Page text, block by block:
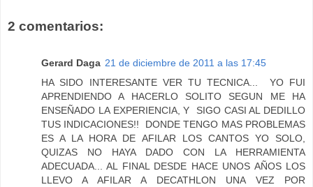
2 comentarios:
Gerard Daga 21 de diciembre de 2011 a las 17:45
HA SIDO INTERESANTE VER TU TECNICA... YO FUI
APRENDIENDO A HACERLO SOLITO SEGUN ME HA
ENSEÑADO LA EXPERIENCIA, Y SIGO CASI AL DEDILLO
TUS INDICACIONES!! DONDE TENGO MAS PROBLEMAS
ES A LA HORA DE AFILAR LOS CANTOS YO SOLO,
QUIZAS NO HAYA DADO CON LA HERRAMIENTA
ADECUADA... AL FINAL DESDE HACE UNOS AÑOS LOS
LLEVO A AFILAR A DECATHLON UNA VEZ POR